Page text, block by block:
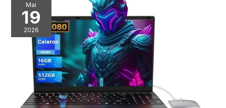
Mai
19
2026